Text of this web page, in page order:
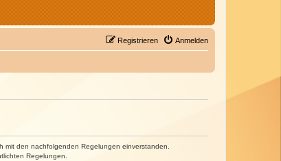
Anmelden
Registrieren
mit den nachfolgenden Regelungen einverstanden.
Regelungen.